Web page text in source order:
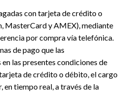
con tarjeta de crédito o
MasterCard y AMEX), mediante
por compra vía telefónica.
de pago que las
las presentes condiciones de
de crédito o débito, el cargo
en tiempo real, a través de la